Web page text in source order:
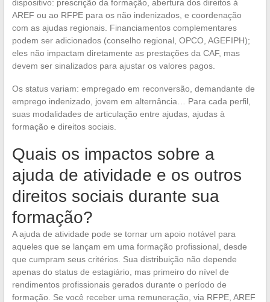
dispositivo: prescrição da formação, abertura dos direitos à
AREF ou ao RFPE para os não indenizados, e coordenação
com as ajudas regionais. Financiamentos complementares
podem ser adicionados (conselho regional, OPCO, AGEFIPH);
eles não impactam diretamente as prestações da CAF, mas
devem ser sinalizados para ajustar os valores pagos.
Os status variam: empregado em reconversão, demandante de
emprego indenizado, jovem em alternância… Para cada perfil,
suas modalidades de articulação entre ajudas, ajudas à
formação e direitos sociais.
Quais os impactos sobre a
ajuda de atividade e os outros
direitos sociais durante sua
formação?
A ajuda de atividade pode se tornar um apoio notável para
aqueles que se lançam em uma formação profissional, desde
que cumpram seus critérios. Sua distribuição não depende
apenas do status de estagiário, mas primeiro do nível de
rendimentos profissionais gerados durante o período de
formação. Se você receber uma remuneração, via RFPE, AREF